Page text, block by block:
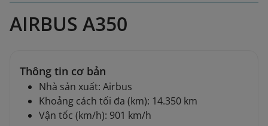
AIRBUS A350
Thông tin cơ bản
Nhà sản xuất: Airbus
Khoảng cách tối đa (km): 14.350 km
Vận tốc (km/h): 901 km/h